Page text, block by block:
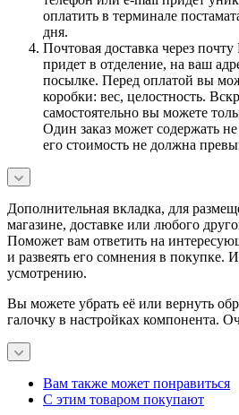
оплатить в терминале
дня.
Почтовая доставка через почту
придет в отделение, на ваш
посылке. Перед оплатой вы
коробки: вес, целостность.
самостоятельно вы можете
Один заказ может содержать
его стоимость не должна
Дополнительная вкладка, для
магазине, доставке или любого
Поможет вам ответить на
и развеять его сомнения в покупке.
усмотрению.
Вы можете убрать её или вернуть
галочку в настройках компонента.
Вам также может понравиться
С этим товаром покупают